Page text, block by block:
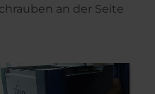
an der Seite